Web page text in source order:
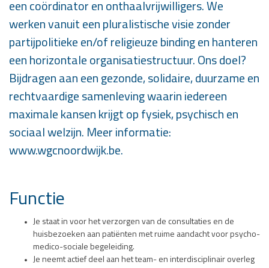
een coördinator en onthaalvrijwilligers. We
werken vanuit een pluralistische visie zonder
partijpolitieke en/of religieuze binding en hanteren
een horizontale organisatiestructuur. Ons doel?
Bijdragen aan een gezonde, solidaire, duurzame en
rechtvaardige samenleving waarin iedereen
maximale kansen krijgt op fysiek, psychisch en
sociaal welzijn. Meer informatie:
www.wgcnoordwijk.be.
Functie
Je staat in voor het verzorgen van de consultaties en de
huisbezoeken aan patiënten met ruime aandacht voor psycho-
medico-sociale begeleiding.
Je neemt actief deel aan het team- en interdisciplinair overleg